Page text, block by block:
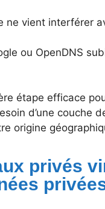
ne vient interférer
ou OpenDNS
étape efficace
d’une couche
origine
privés